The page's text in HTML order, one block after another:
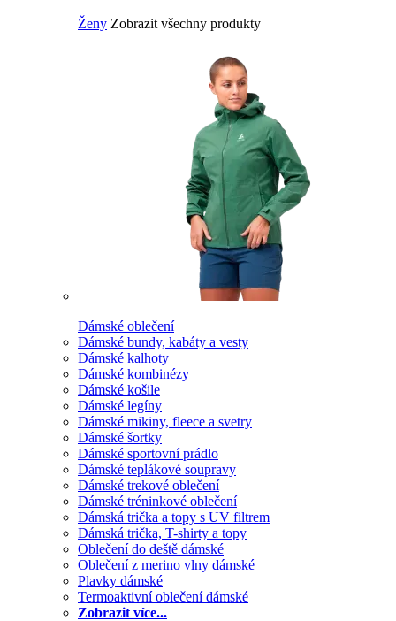
Ženy Zobrazit všechny produkty
Dámské oblečení
Dámské bundy, kabáty a vesty
Dámské kalhoty
Dámské kombinézy
Dámské košile
Dámské legíny
Dámské mikiny, fleece a svetry
Dámské šortky
Dámské sportovní prádlo
Dámské teplákové soupravy
Dámské trekové oblečení
Dámské tréninkové oblečení
Dámská trička a topy s UV filtrem
Dámská trička, T-shirty a topy
Oblečení do deště dámské
Oblečení z merino vlny dámské
Plavky dámské
Termoaktivní oblečení dámské
Zobrazit více...